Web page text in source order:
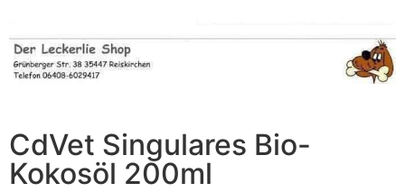
CdVet Singulares Bio-
Kokosöl 200ml